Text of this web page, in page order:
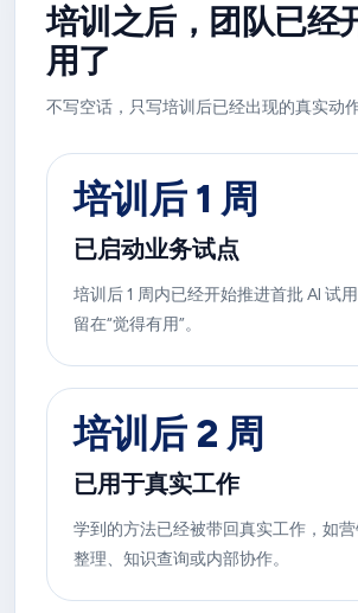
培训之后，团队已经
用了
不写空话，只写培训后已经出现的真实动
培训后 1 周
已启动业务试点
培训后 1 周内已经开始推进首批 AI 试
留在“觉得有用”。
培训后 2 周
已用于真实工作
学到的方法已经被带回真实工作，如
整理、知识查询或内部协作。